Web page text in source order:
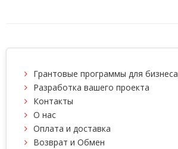
Грантовые программы для бизнеса
Разработка вашего проекта
Контакты
О нас
Оплата и доставка
Возврат и Обмен